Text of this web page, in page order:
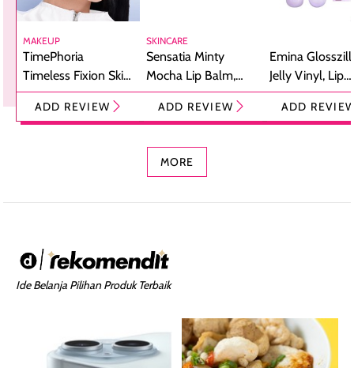
MAKEUP
TimePhoria
Timeless Fixion Skin
Tint Stick,
Foundation dan
ADD REVIEW
SKINCARE
Sensatia Minty
Mocha Lip Balm,
Pelembap Bibir
dengan Aroma
ADD REVIEW
Emina
Jelly Vinyl, Lip
Cream Glossy
Ringan
ADD
MORE
Ide Belanja Pilihan Produk Terbaik